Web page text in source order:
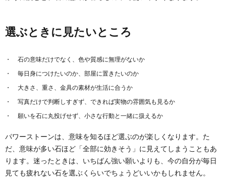
選ぶときに見たいところ
石の意味だけでなく、色や質感に無理がないか
毎日身につけたいのか、部屋に置きたいのか
大きさ、重さ、金具の素材が生活に合うか
写真だけで判断しすぎず、できれば実物の雰囲気も見るか
願いを石に丸投げせず、小さな行動と一緒に扱えるか
パワーストーンは、意味を知るほど選ぶのが楽しくなります。た
だ、意味が多い石ほど「全部に効きそう」に見えてしまうこともあ
ります。迷ったときは、いちばん強い願いよりも、今の自分が毎日
見ても疲れない石を選ぶくらいでちょうどいいかもしれません。